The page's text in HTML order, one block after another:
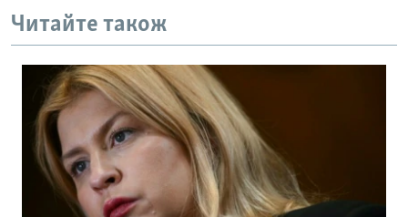
Читайте також